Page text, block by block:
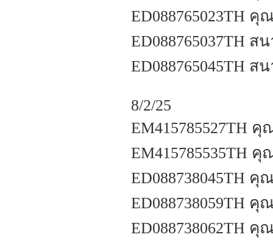
ED088765023TH
ED088765037TH
ED088765045TH
8/2/25
EM415785527TH
EM415785535TH
ED088738045TH
ED088738059TH
ED088738062TH คุ